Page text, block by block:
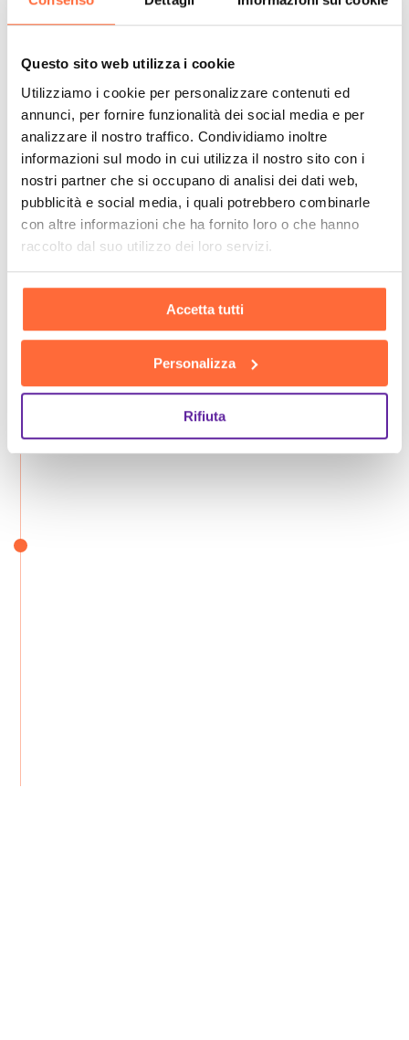
Questo sito web utilizza i cookie
Utilizziamo i cookie per personalizzare contenuti ed
annunci, per fornire funzionalità dei social media e per
analizzare il nostro traffico. Condividiamo inoltre
informazioni sul modo in cui utilizza il nostro sito con i
nostri partner che si occupano di analisi dei dati web,
pubblicità e social media, i quali potrebbero combinarle
con altre informazioni che ha fornito loro o che hanno
raccolto dal suo utilizzo dei loro servizi.
Accetta tutti
Personalizza
Rifiuta